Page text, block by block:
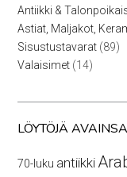
tuotetta
Antiikki &
Astiat, Maljakot,
Sisustustavarat 8989
Valaisimet 1414
LÖYTÖJÄ
70-luku antiikki